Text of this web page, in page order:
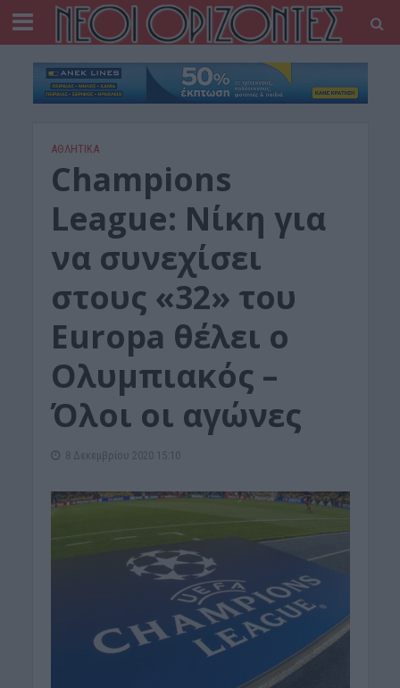
ΑΘΛΗΤΙΚΑ
Champions
League: Nίκη για
να συνεχίσει
στους «32» του
Europa θέλει ο
Ολυμπιακός –
Όλοι οι αγώνες
8 Δεκεμβρίου 2020 15:10